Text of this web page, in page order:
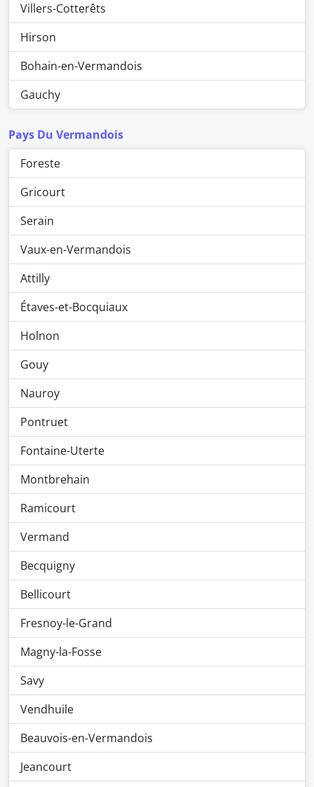
Villers-Cotterêts
Hirson
Bohain-en-Vermandois
Gauchy
Pays Du Vermandois
Foreste
Gricourt
Serain
Vaux-en-Vermandois
Attilly
Étaves-et-Bocquiaux
Holnon
Gouy
Nauroy
Pontruet
Fontaine-Uterte
Montbrehain
Ramicourt
Vermand
Becquigny
Bellicourt
Fresnoy-le-Grand
Magny-la-Fosse
Savy
Vendhuile
Beauvois-en-Vermandois
Jeancourt